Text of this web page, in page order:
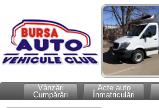
Vânzări
Cumpărări
Acte auto
Înmatriculări